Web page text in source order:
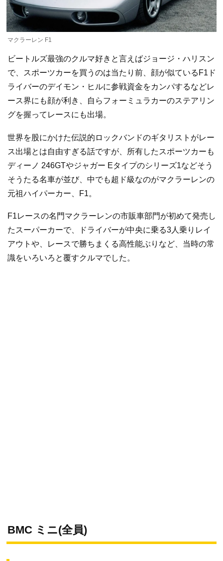
マクラーレン F1
ビートルズ最強のクルマ好きと言えばジョージ・ハリスン
で、スポーツカーを買うのは当たり前、顔が似ているF1ド
ライバーのデイモン・ヒルに参戦資金をカンパするなどレ
ース界にも顔が利き、自らフォーミュラカーのステアリン
グを握ってレースにも出場。
世界を股にかけた伝説的ロックバンドのギタリストがレー
ス出場とは自由すぎる話ですが、所有したスポーツカーも
ディーノ 246GTやジャガー Eタイプのシリーズ1などそう
そうたる名車が並び、中でも超ド級なのがマクラーレンの
元祖ハイパーカー、F1。
F1レースの名門マクラーレンの市販車部門が初めて発売し
たスーパーカーで、ドライバーが中央に乗る3人乗りレイ
アウトや、レースで勝ちまくる高性能ぶりなど、当時の常
識をいろいろと覆すクルマでした。
BMC ミニ(全員)